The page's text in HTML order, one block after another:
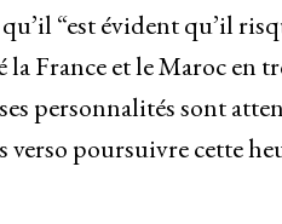
“est évident qu’il
France et le Maroc en
personnalités sont
verso poursuivre cette